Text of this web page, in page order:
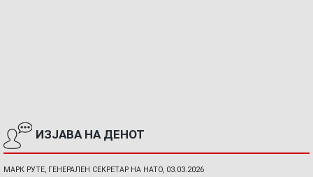
ИЗЈАВА НА ДЕНОТ
МАРК РУТЕ, ГЕНЕРАЛЕН СЕКРЕТАР НА НАТО, 03.03.2026